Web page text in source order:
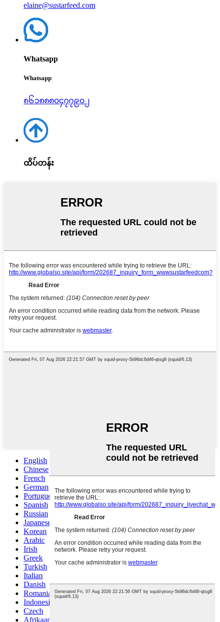
elaine@sustarfeed.com
Whatsapp
Whatsapp
၈၆၁၈၈၈၀၄၇၇၉၀၂
ထိပ်တန်း
English
Chinese
French
German
Portuguese
Spanish
Russian
Japanese
Korean
Arabic
Irish
Greek
Turkish
Italian
Danish
Romanian
Indonesian
Czech
Afrikaans